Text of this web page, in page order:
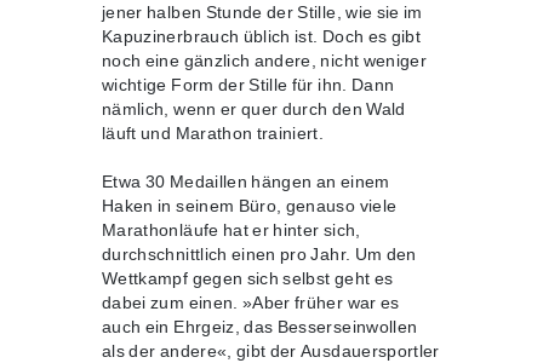
jener halben Stunde der Stille, wie sie im
Kapuzinerbrauch üblich ist. Doch es gibt
noch eine gänzlich andere, nicht weniger
wichtige Form der Stille für ihn. Dann
nämlich, wenn er quer durch den Wald
läuft und Marathon trainiert.
Etwa 30 Medaillen hängen an einem
Haken in seinem Büro, genauso viele
Marathonläufe hat er hinter sich,
durchschnittlich einen pro Jahr. Um den
Wettkampf gegen sich selbst geht es
dabei zum einen. »Aber früher war es
auch ein Ehrgeiz, das Besserseinwollen
als der andere«, gibt der Ausdauersportler